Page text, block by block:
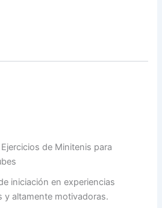
de Minitenis para
iniciación en experiencias
y altamente motivadoras.